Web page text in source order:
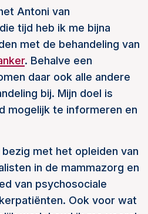
Antoni van
tijd heb ik me bijna
met de behandeling van
. Behalve een
daar ook alle andere
bij. Mijn doel is
mogelijk te informeren en
met het opleiden van
in de mammazorg en
van psychosociale
Ook voor wat